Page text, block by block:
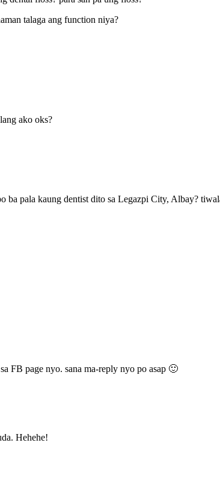
talaga ang function niya?
ako oks?
pala kaung dentist dito sa Legazpi City, Albay?
FB page nyo. sana ma-reply nyo po asap 🙂
Hehehe!